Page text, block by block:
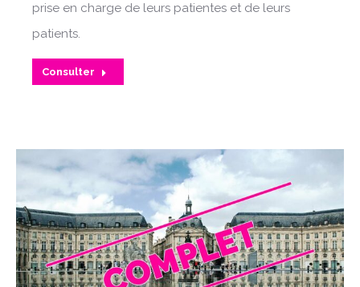
prise en charge de leurs patientes et de leurs
patients.
Consulter